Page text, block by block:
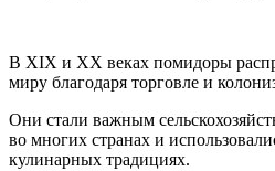
В XIX и XX веках помидоры
миру благодаря торговле и
Они стали важным
во многих странах и
кулинарных традициях.